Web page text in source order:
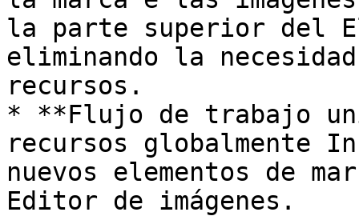
la parte superior del
eliminando la
recursos.
* **Flujo de trabajo
recursos globalmente
nuevos elementos de
Editor de imágenes.